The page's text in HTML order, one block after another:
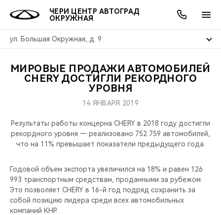
ЧЕРИ ЦЕНТР АВТОГРАД
ОКРУЖНАЯ
ул. Большая Окружная, д. 9
МОДЕЛИ
КРОССОВЕРЫ
НОВИНКИ
ПОКУПАТЕЛЯМ
КРЕДИТ И СТРАХОВАНИЕ
ВЛАДЕЛЬЦАМ
ЗАПЧАСТИ И АКСЕССУАРЫ
ПОДДЕРЖКА
CHERY CONNECT
МИР CHERY
О БРЕНДЕ
CHERY В СОЦСЕТЯХ
ЛЮДИ CHERY
БЛАГОТВОРИТЕЛЬНОСТЬ
АКЦИИ
ОНЛАЙН СЕРВИСЫ
КРЕДИТ
О КОМПАНИИ
МЫ В СОЦСЕТЯХ
МИРОВЫЕ ПРОДАЖИ АВТОМОБИЛЕЙ
CHERY ДОСТИГЛИ РЕКОРДНОГО
УРОВНЯ
14 ЯНВАРЯ 2019
Результаты работы концерна CHERY в 2018 году достигли
рекордного уровня — реализовано 752 759 автомобилей,
что на 11% превышает показатели предыдущего года.
Годовой объем экспорта увеличился на 18% и равен 126
993 транспортным средствам, проданными за рубежом.
Это позволяет CHERY в 16-й год подряд сохранить за
собой позицию лидера среди всех автомобильных
компаний КНР.